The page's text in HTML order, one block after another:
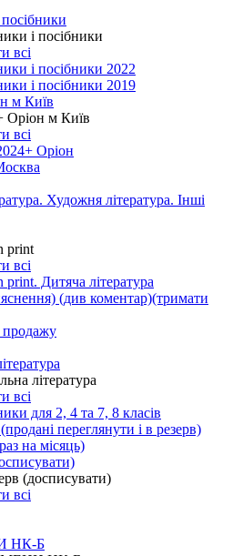
і посібники
всі
і посібники 2022
і посібники 2019
м Київ
Оріон м Київ
всі
Оріон
Художня література. Інші
print
всі
print. Дитяча література
(див коментар)(тримати
література
всі
для 2, 4 та 7, 8 класів
переглянути і в резерв)
на місяць)
(досписувати)
всі
НК-Б